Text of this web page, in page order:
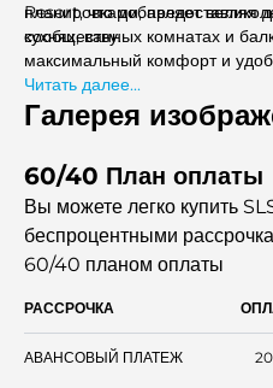
Resort, что добавляет
сообществу.
планировками, предоставляя
кухнях, ванных комнатах и
максимальный комфорт и
частные услуги и удобства,
потребности каждого жильца.
Читать далее...
Галерея
60/40 План оплаты
Вы можете легко купить
беспроцентными
60/40 планом оплаты
РАССРОЧКА
АВАНСОВЫЙ ПЛАТЕЖ